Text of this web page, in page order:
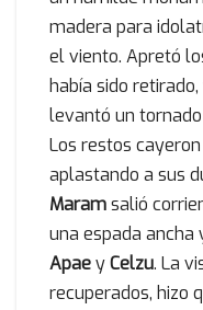
madera para
el viento. Apretó
había sido
levantó un
Los restos
aplastando a sus
Maramsalió
una espada ancha
ApaeyCelzu. La
recuperados, hizo